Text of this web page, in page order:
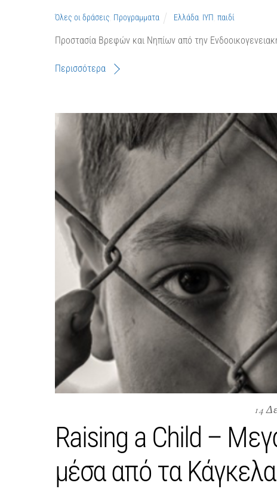
Όλες οι δράσεις Προγραμματα Ελλάδα ΙΥΠ ,παιδί
Προστασία Βρεφών και Νηπίων από την
Περισσότερα
14
Raising a Child –
μέσα από τα